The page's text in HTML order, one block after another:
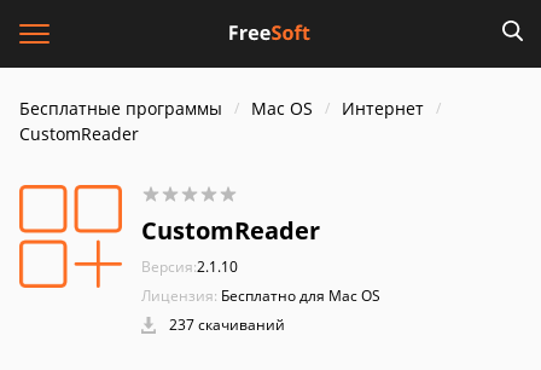
Бесплатные программы Mac OS
Интернет
CustomReader
CustomReader
Версия:2.1.10
Лицензия: Бесплатно для Mac OS
237 скачиваний